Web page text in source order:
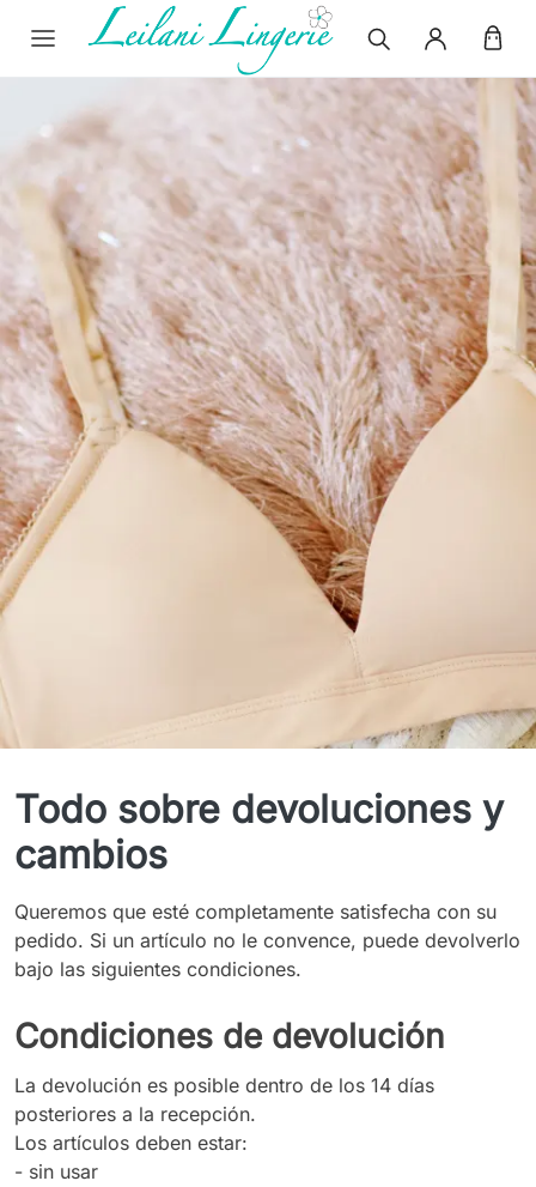
Devoluciones & Cambios
Todo sobre devoluciones y
cambios
Queremos que esté completamente satisfecha con su
pedido. Si un artículo no le convence, puede devolverlo
bajo las siguientes condiciones.
Condiciones de devolución
La devolución es posible dentro de los 14 días
posteriores a la recepción.
Los artículos deben estar:
- sin usar